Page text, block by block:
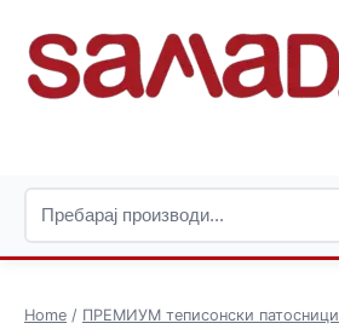
Home / ПРЕМИУМ теписонски патосници